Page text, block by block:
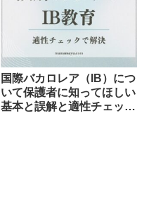
国際バカロレア（IB）につ
いて保護者に知ってほしい
基本と誤解と適性チェック